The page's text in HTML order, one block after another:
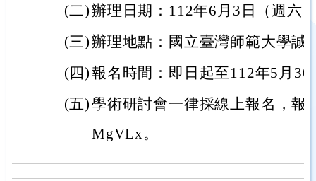
(二)辦理日期：112年6月3日（週六
(三)辦理地點：國立臺灣師範大學誠
(四)報名時間：即日起至112年5月
(五)學術研討會一律採線上報名，報
MgVLx。